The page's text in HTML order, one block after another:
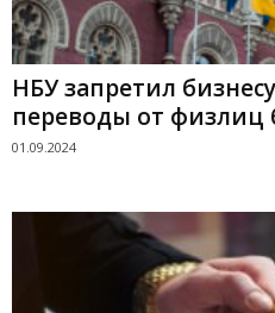
НБУ запретил
переводы от физлиц
01.09.2024